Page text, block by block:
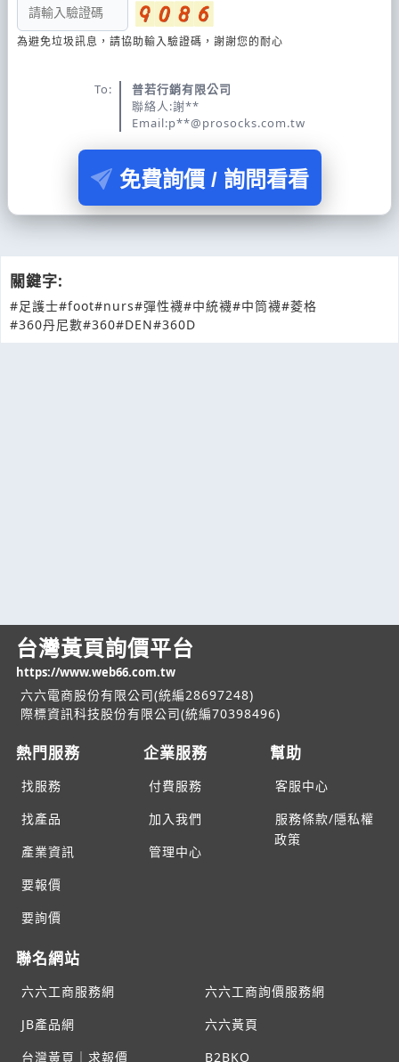
為避免垃圾訊息，請協助輸入驗證碼，謝謝您的耐心
To:
普若行銷有限公司
聯絡人:謝**
Email:p**@prosocks.com.tw
免費詢價 / 詢問看看
關鍵字:
#足護士#foot#nurs#彈性襪#中統襪#中筒襪#菱格
#360丹尼數#360#DEN#360D
台灣黃頁詢價平台
https://www.web66.com.tw
六六電商股份有限公司(統編28697248)
際標資訊科技股份有限公司(統編70398496)
熱門服務
找服務
找產品
產業資訊
要報價
要詢價
企業服務
付費服務
加入我們
管理中心
幫助
客服中心
服務條款/隱私權
政策
聯名網站
六六工商服務網
六六工商詢價服務網
JB產品網
六六黃頁
台灣黃頁｜求報價
B2BKO